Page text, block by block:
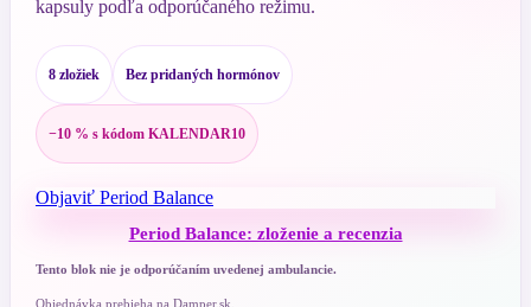
kapsuly podľa odporúčaného režimu.
8 zložiek Bez pridaných hormónov
−10 % s kódom KALENDAR10
Objaviť Period Balance
Period Balance: zloženie a recenzia
Tento blok nie je odporúčaním uvedenej ambulancie.
Objednávka prebieha na Damper.sk.